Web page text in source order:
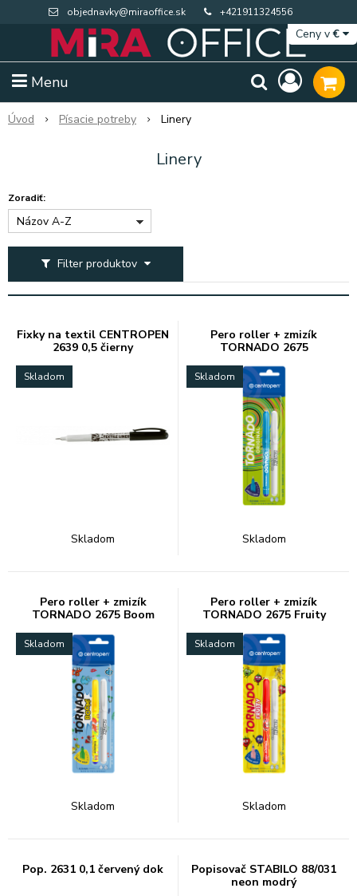
objednavky@miraoffice.sk +421911324556
Menu
Ceny v€
Úvod Písacie potreby Linery
Linery
Filter produktov
Zoradiť:
Názov A-Z
Fixky na textil CENTROPEN
2639 0,5 čierny
Skladom
Skladom
Pero roller + zmizík
TORNADO 2675
Skladom
Skladom
Pero roller + zmizík
TORNADO 2675 Boom
Skladom
Skladom
Pero roller + zmizík
TORNADO 2675 Fruity
Skladom
Skladom
Pop. 2631 0,1 červený dok
Popisovač STABILO 88/031
neon modrý